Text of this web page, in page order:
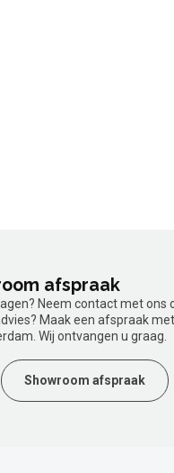
afspraak
Neem contact met ons
Maak een afspraak
Wij ontvangen u graag.
Showroom afspraak